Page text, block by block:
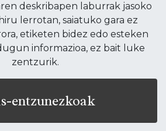
deskribapen laburrak jasoko
lerrotan, saiatuko gara ez
etiketen bidez edo esteken
informazioa, ez bait luke
zentzurik.
entzunezkoak